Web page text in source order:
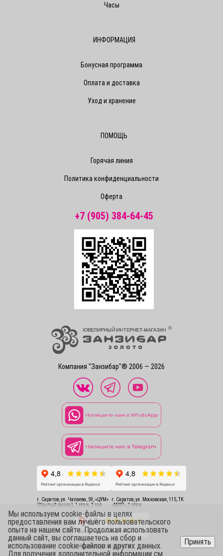
Компания "Занзибар"® 2006 — 2026
Часы
ИНФОРМАЦИЯ
Бонусная программа
Оплата и доставка
Уход и хранение
ПОМОЩЬ
Горячая линия
Политика конфиденциальности
Оферта
+7 (905) 384-64-45
г. Саратов, ул. Чапаева, 59, «ЦУМ»
(Крытый рынок), 1 этаж, 3 зал
г. Саратов, ул. Московская, 115, ТК
«МИР», 1 этаж
г. Саратов, ул. Чапаева, 54
Мы используем cookie-файлы в целях
предоставления вам лучшего пользовательского
опыта на нашем сайте. Продолжая использовать
данный сайт, вы соглашаетесь на сбор и
использование cookie-файлов и других данных.
Для получения дополнительной информации см.
Принять